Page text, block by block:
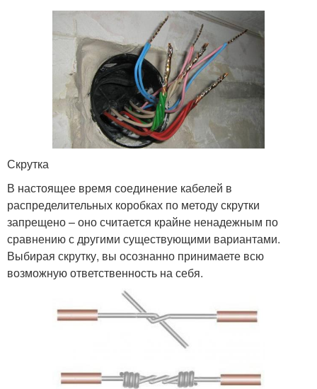
Скрутка
В настоящее время соединение кабелей в
распределительных коробках по методу скрутки
запрещено – оно считается крайне ненадежным по
сравнению с другими существующими вариантами.
Выбирая скрутку, вы осознанно принимаете всю
возможную ответственность на себя.